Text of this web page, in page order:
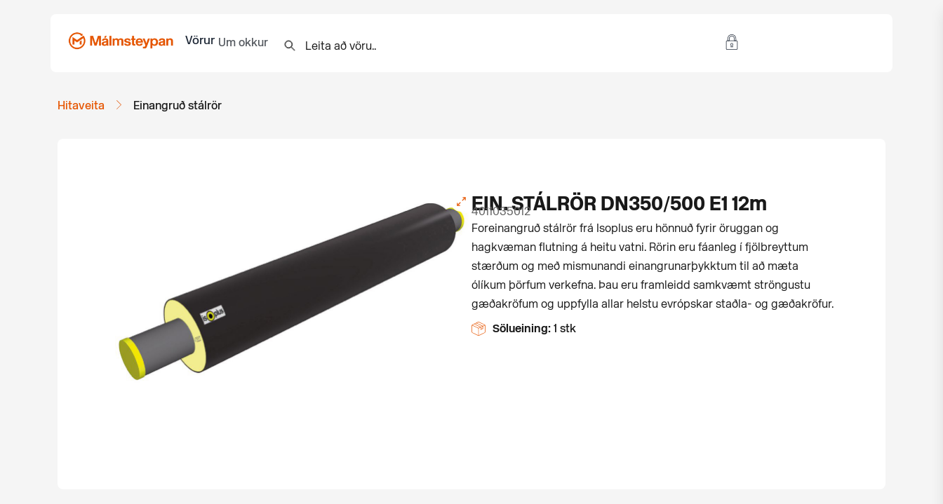
Vörur Um okkur
Hitaveita Einangruð stálrör
EIN. STÁLRÖR DN350/500 E1 12m
4011035012
For­einangruð stálrör frá Isoplus eru hönnuð fyrir öruggan og
hagkvæman flutning á heitu vatni. Rörin eru fáanleg í fjölbreyttum
stærðum og með mismunandi einangrunarþykktum til að mæta
ólíkum þörfum verkefna. Þau eru framleidd samkvæmt ströngustu
gæðakröfum og uppfylla allar helstu evrópskar staðla- og gæðakröfur.
Sölueining: 1 stk